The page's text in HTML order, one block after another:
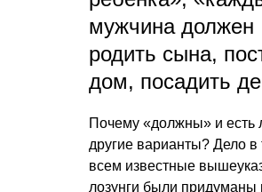
мужчина должен
родить сына,
дом, посадить
Почему «должны» и есть
другие варианты? Дело в
всем известные
лозунги были придуманы